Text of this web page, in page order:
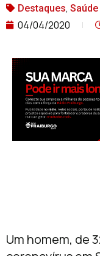
Destaques, Saúde
04/04/2020
Um homem, de